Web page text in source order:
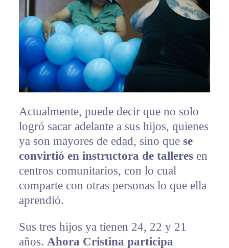
Actualmente, puede decir que no solo
logró sacar adelante a sus hijos, quienes
ya son mayores de edad, sino que se
convirtió en instructora de talleresen
centros comunitarios, con lo cual
comparte con otras personas lo que ella
aprendió.
Sus tres hijos ya tienen 24, 22 y 21
años. Ahora Cristina participa